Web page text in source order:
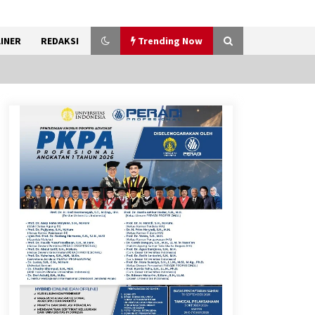
REDAKSI Trending Now
Kemenkum Malut Perkuat
Kompetensi Perancang
melalui Pendalaman Materi
Penyusunan Produk Hukum
Daerah
7 Agustus 2026
Kemnaker Siapkan Regulasi
Ketenagakerjaan yang
Selaras dengan Tantangan
Dunia Kerja Modern
7 Agustus 2026